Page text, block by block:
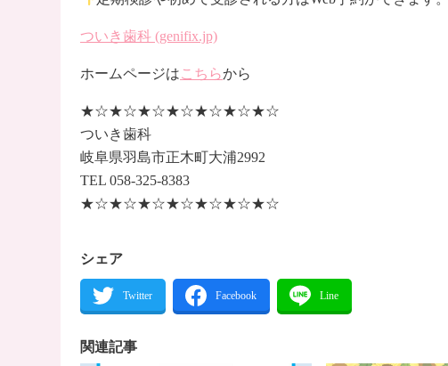
ついき歯科 (genifix.jp)
ホームページはこちらから
★☆★☆★☆★☆★☆★☆★☆
ついき歯科
岐阜県羽島市正木町大浦2992
TEL 058-325-8383
★☆★☆★☆★☆★☆★☆★☆
シェア
関連記事